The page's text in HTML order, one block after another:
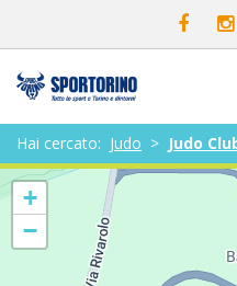
Hai cercato: Judo > Judo
+
−